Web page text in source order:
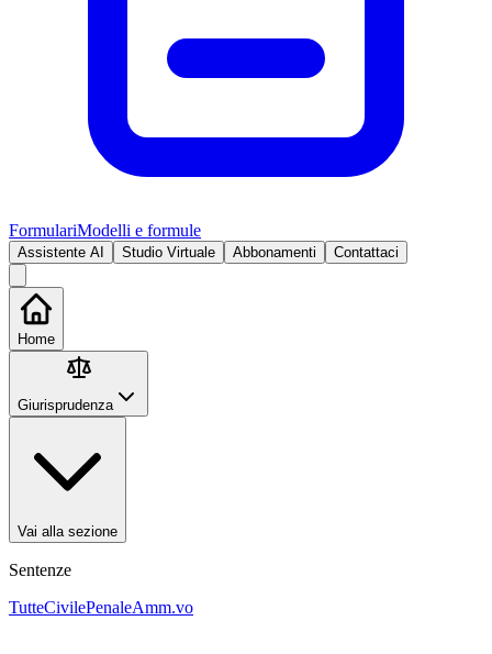
FormulariModelli e formule
Assistente AI Studio Virtuale Abbonamenti Contattaci
Home
Giurisprudenza
Vai alla sezione
Sentenze
TutteCivilePenaleAmm.vo